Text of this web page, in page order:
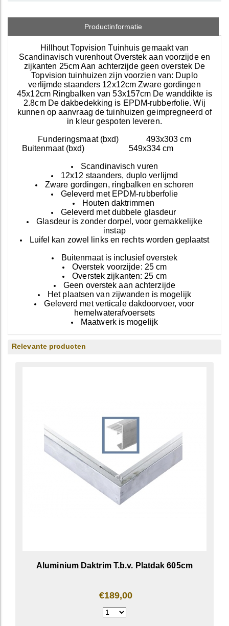
Productinformatie
Hillhout Topvision Tuinhuis gemaakt van
Scandinavisch vurenhout Overstek aan voorzijde en
zijkanten 25cm Aan achterzijde geen overstek De
Topvision tuinhuizen zijn voorzien van: Duplo
verlijmde staanders 12x12cm Zware gordingen
45x12cm Ringbalken van 53x157cm De wanddikte is
2.8cm De dakbedekking is EPDM-rubberfolie. Wij
kunnen op aanvraag de tuinhuizen geimpregneerd of
in kleur gespoten leveren.
Funderingsmaat (bxd) 493x303 cm
Buitenmaat (bxd) 549x334 cm
Scandinavisch vuren
12x12 staanders, duplo verlijmd
Zware gordingen, ringbalken en schoren
Geleverd met EPDM-rubberfolie
Houten daktrimmen
Geleverd met dubbele glasdeur
Glasdeur is zonder dorpel, voor gemakkelijke
instap
Luifel kan zowel links en rechts worden geplaatst
Buitenmaat is inclusief overstek
Overstek voorzijde: 25 cm
Overstek zijkanten: 25 cm
Geen overstek aan achterzijde
Het plaatsen van zijwanden is mogelijk
Geleverd met verticale dakdoorvoer, voor
hemelwaterafvoersets
Maatwerk is mogelijk
Relevante producten
Aluminium Daktrim T.b.v. Platdak 605cm
€189,00